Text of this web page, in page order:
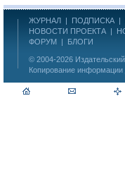
ЖУРНАЛ | ПОДПИСКА |
НОВОСТИ ПРОЕКТА |
ФОРУМ | БЛОГИ
© 2004-2026
Копирование информации